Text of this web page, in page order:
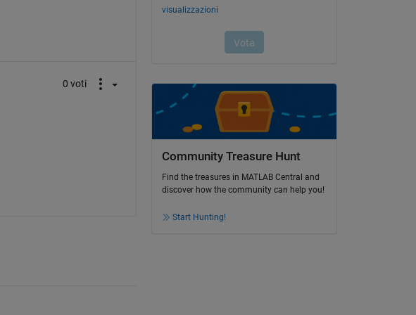
0 voti
Community Treasure Hunt
Find the treasures in MATLAB Central and
discover how the community can help you!
Start Hunting!